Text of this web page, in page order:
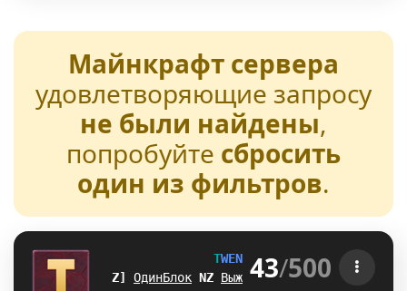
Майнкрафт сервера
удовлетворяющие запросу
не были найдены,
попробуйте сбросить
один из фильтров.
TWEN URE
[1.21-26.2]
TV
ОдинБлок M] Выживание NF БедВарс
43/500